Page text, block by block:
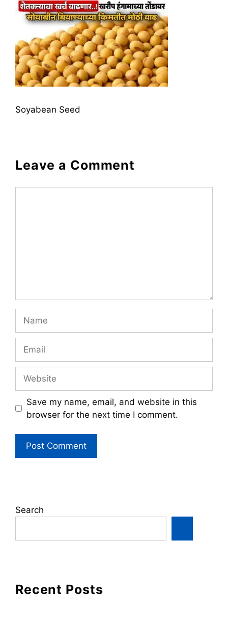
Soyabean Seed
Leave a Comment
Save my name, email, and website in this
browser for the next time I comment.
Search
Recent Posts